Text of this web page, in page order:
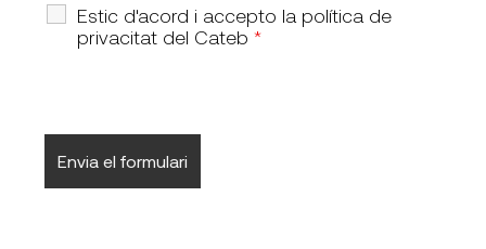
Estic d'acord i accepto la política de
privacitat del Cateb *